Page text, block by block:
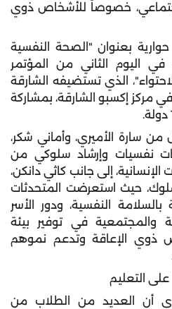
خصوصاً للأشخاص ذوي
بعنوان "الصحة النفسية
اليوم الثاني من المؤتمر
"نحن الاحتواء"، الذي تستضيفه الشارقة
في مركز إكسبو الشارقة، بمشاركة
سارة الأميري، وأماني شكر،
نفسيات وإرشاد سلوكي من
إلى جانب كاثي دانكن،
حيث استعرضت المتحدثات
بالسلامة النفسية، ودور الأسر
والمجتمعية في توفير بيئة
ذوي الإعاقة وتدعم نموهم
على التعليم
أن العديد من الطلاب من